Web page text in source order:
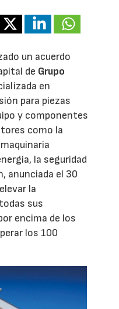
un acuerdo
de Grupo
en
para piezas
y componentes
como la
la seguridad
anunciada el 30
la
sus
encima de los
los 100